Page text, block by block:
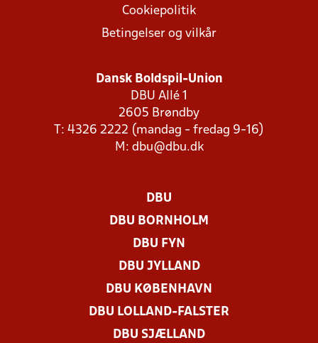
Cookiepolitik
Betingelser og vilkår
Dansk Boldspil-Union
DBU Allé 1
2605 Brøndby
T: 4326 2222 (mandag - fredag 9-16)
M: dbu@dbu.dk
DBU
DBU BORNHOLM
DBU FYN
DBU JYLLAND
DBU KØBENHAVN
DBU LOLLAND-FALSTER
DBU SJÆLLAND